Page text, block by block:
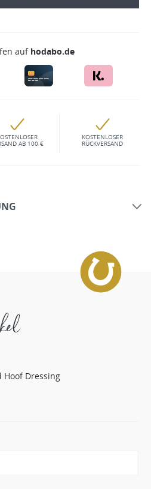
auf hodabo.de
AB 100 €
KOSTENLOSER
RÜCKVERSAND
Hoof Dressing